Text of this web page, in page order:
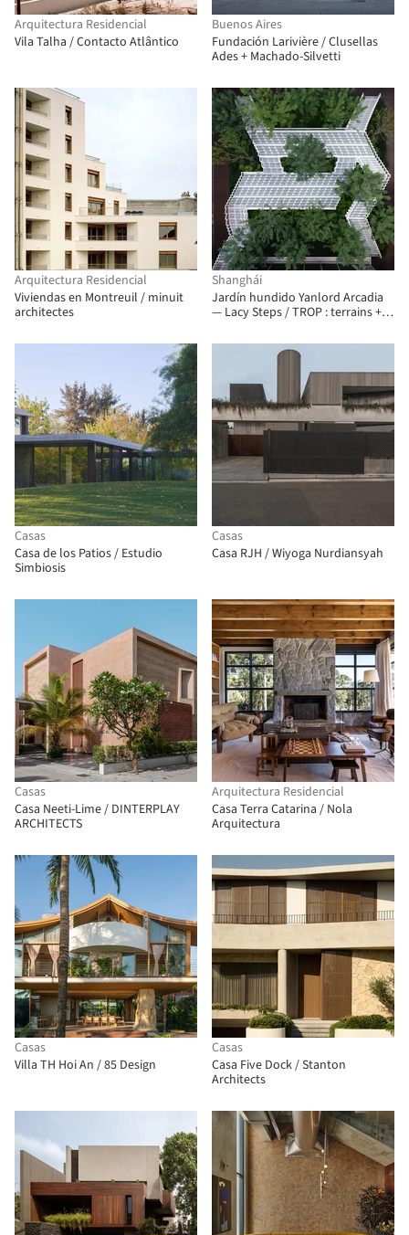
Arquitectura Residencial
Vila Talha / Contacto Atlântico
Buenos Aires
Fundación Larivière / Clusellas
Ades + Machado-Silvetti
Arquitectura Residencial
Viviendas en Montreuil / minuit
architectes
Shanghái
Jardín hundido Yanlord Arcadia
— Lacy Steps / TROP : terrains +
Casas
Casa de los Patios / Estudio
Simbiosis
Casas
Casa RJH / Wiyoga Nurdiansyah
Casas
Casa Neeti-Lime / DINTERPLAY
ARCHITECTS
Arquitectura Residencial
Casa Terra Catarina / Nola
Arquitectura
Casas
Villa TH Hoi An / 85 Design
Casas
Casa Five Dock / Stanton
Architects